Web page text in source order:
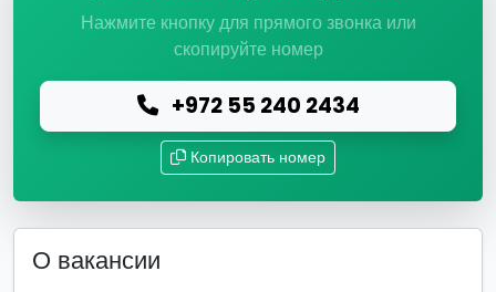
Нажмите кнопку для прямого звонка или
скопируйте номер
+972 55 240 2434
Копировать номер
О вакансии